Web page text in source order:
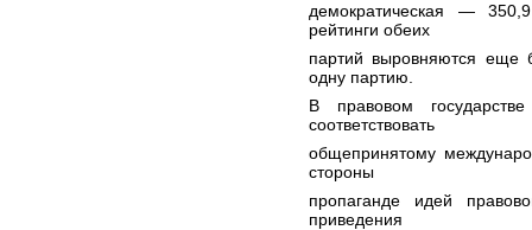
демократическая —
рейтинги обеих
партий выровняются еще
одну партию.
В правовом государстве
соответствовать
общепринятому
стороны
пропаганде идей
приведения